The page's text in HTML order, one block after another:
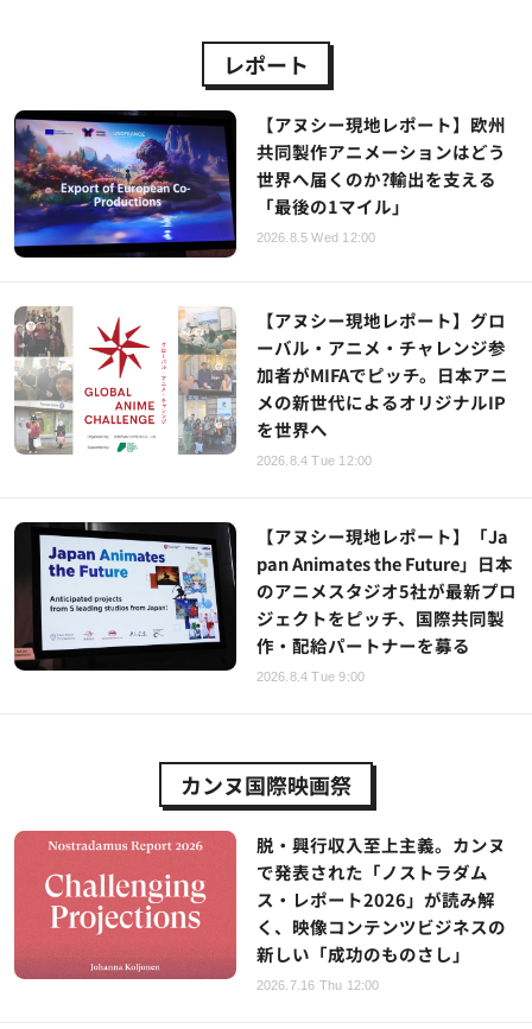
レポート
【アヌシー現地レポート】欧州
共同製作アニメーションはどう
世界へ届くのか?輸出を支える
「最後の1マイル」
2026.8.5 Wed 12:00
【アヌシー現地レポート】グロ
ーバル・アニメ・チャレンジ参
加者がMIFAでピッチ。日本アニ
メの新世代によるオリジナルIP
を世界へ
2026.8.4 Tue 12:00
【アヌシー現地レポート】「Ja
pan Animates the Future」日本
のアニメスタジオ5社が最新プロ
ジェクトをピッチ、国際共同製
作・配給パートナーを募る
2026.8.4 Tue 9:00
カンヌ国際映画祭
脱・興行収入至上主義。カンヌ
で発表された「ノストラダム
ス・レポート2026」が読み解
く、映像コンテンツビジネスの
新しい「成功のものさし」
2026.7.16 Thu 12:00